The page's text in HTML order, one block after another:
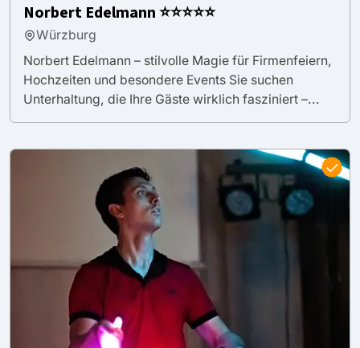
Norbert Edelmann ⭐⭐⭐⭐⭐
Würzburg
Norbert Edelmann – stilvolle Magie für Firmenfeiern,
Hochzeiten und besondere Events Sie suchen
Unterhaltung, die Ihre Gäste wirklich fasziniert –...